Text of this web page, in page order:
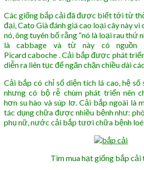
Các giống bắp cải đã được biết tới từ
đại, Cato Già đánh giá cao loại cây này vì
nó, ông tuyên bố rằng “nó là loại rau thứ
là cabbage và từ này có nguồn
Picard caboche . Cải bắp được phát
diễn ra liên tục để ngăn chặn chiều dài
Cải bắp có chỉ số diện tích lá cao, hệ
nhưng có bộ rễ chùm phát triển nên
hơn su hào và súp lơ. Cải bắp ngoài là
tác dụng chữa được nhiều bệnh như:
phụ nữ, nước cải bắp tươi chữa bệnh
Tìm mua hạt giống bắp